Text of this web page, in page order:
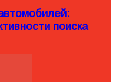
поиска